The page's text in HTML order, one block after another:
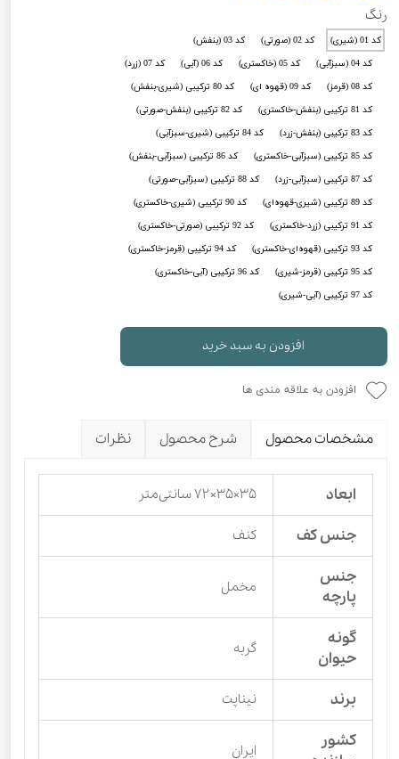
رنگ
کد 01 (شیری) کد 02 (صورتی)
کد 03 (بنفش)
کد 04 (سبزآبی)
کد 05 (خاکستری) کد 06 (آبی)
کد 07 (زرد)
کد 08 (قرمز)
کد 09 (قهوه ای)
کد 80 ترکیبی (شیری-بنفش)
کد 81 ترکیبی (بنفش-خاکستری)
کد 82 ترکیبی (بنفش-صورتی)
کد 83 ترکیبی (بنفش-زرد)
کد 84 ترکیبی (شیری-سبزآبی)
کد 85 ترکیبی (سبزآبی-خاکستری)
کد 86 ترکیبی (سبزآبی-بنفش)
کد 87 ترکیبی (سبزآبی-زرد)
کد 88 ترکیبی (سبزآبی-صورتی)
کد 89 ترکیبی (شیری-قهوه‌ای)
کد 90 ترکیبی (شیری-خاکستری)
کد 91 ترکیبی (زرد-خاکستری)
کد 92 ترکیبی (صورتی-خاکستری)
کد 93 ترکیبی (قهوه‌ای-خاکستری)
کد 94 ترکیبی (قرمز-خاکستری)
کد 95 ترکیبی (قرمز-شیری)
کد 96 ترکیبی (آبی-خاکستری)
کد 97 ترکیبی (آبی-شیری)
افزودن به سبد خرید
افزودن به علاقه مندی ها
مشخصات محصول شرح محصول نظرات
ابعاد ۳۵×۳۵×۷۲ سانتی‌متر
جنس کف کنف
جنس
پارچه
مخمل
گونه
حیوان
گربه
برند نیناپت
کشور
ایران